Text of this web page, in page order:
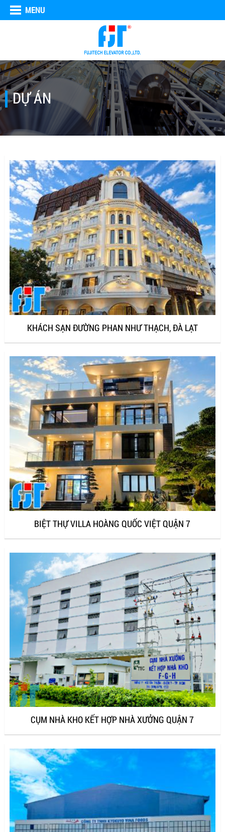
MENU
DỰ ÁN
KHÁCH SẠN ĐƯỜNG PHAN NHƯ THẠCH, ĐÀ LẠT
BIỆT THỰ VILLA HOÀNG QUỐC VIỆT QUẬN 7
CỤM NHÀ KHO KẾT HỢP NHÀ XƯỞNG QUẬN 7